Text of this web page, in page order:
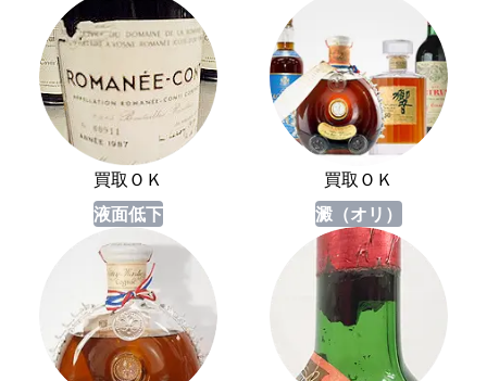
買取ＯＫ
買取ＯＫ
液面低下
澱（オリ）